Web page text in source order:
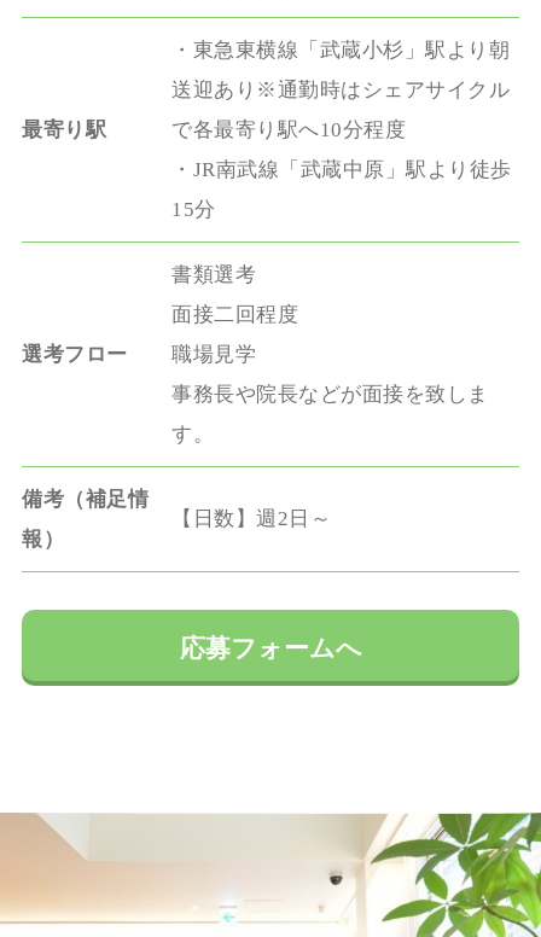
最寄り駅
・東急東横線「武蔵小杉」駅より朝
送迎あり※通勤時はシェアサイクル
で各最寄り駅へ10分程度
・JR南武線「武蔵中原」駅より徒歩
15分
選考フロー
書類選考
面接二回程度
職場見学
事務長や院長などが面接を致しま
す。
備考（補足情
報）
【日数】週2日～
応募フォームへ